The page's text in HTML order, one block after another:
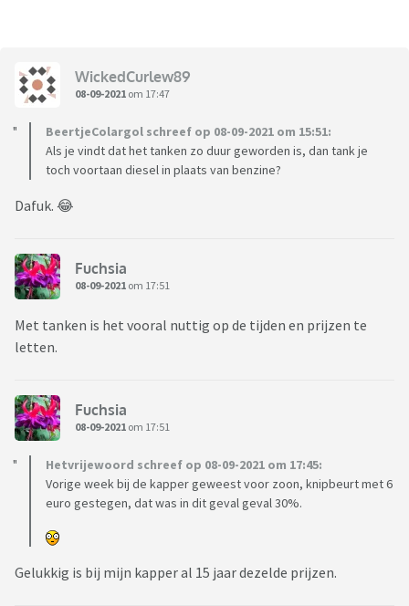
WickedCurlew89
08-09-2021 om 17:47
BeertjeColargol schreef op 08-09-2021 om 15:51:
Als je vindt dat het tanken zo duur geworden is, dan tank je
toch voortaan diesel in plaats van benzine?
Dafuk. 😂
Fuchsia
08-09-2021 om 17:51
Met tanken is het vooral nuttig op de tijden en prijzen te
letten.
Fuchsia
08-09-2021 om 17:51
Hetvrijewoord schreef op 08-09-2021 om 17:45:
Vorige week bij de kapper geweest voor zoon, knipbeurt met 6
euro gestegen, dat was in dit geval geval 30%.
Gelukkig is bij mijn kapper al 15 jaar dezelde prijzen.